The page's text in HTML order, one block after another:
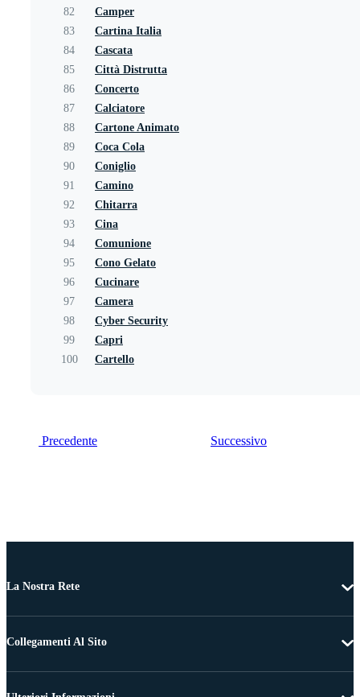
82
Camper
83
Cartina Italia
84
Cascata
85
Città Distrutta
86
Concerto
87
Calciatore
88
Cartone Animato
89
Coca Cola
90
Coniglio
91
Camino
92
Chitarra
93
Cina
94
Comunione
95
Cono Gelato
96
Cucinare
97
Camera
98
Cyber Security
99
Capri
100
Cartello
Precedente Successivo
La Nostra Rete
Collegamenti Al Sito